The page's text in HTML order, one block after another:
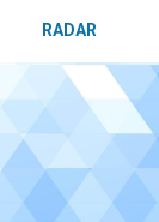
RADAR